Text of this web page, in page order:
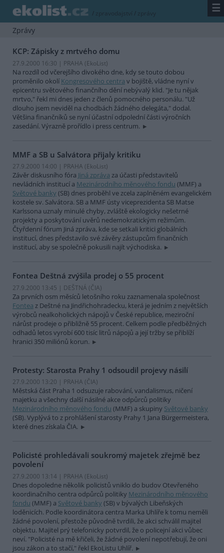
/ zpravodajství / zprávy ☰
Zprávy
KCP: Zápisky z mrtvého domu
27.9.2000 16:30 | PRAHA (EkoList)
Na rozdíl od včerejšího divokého dne, kdy se touto dobou
proměnilo okolí Kongresového centra v bojiště, vládne nyní v
epicentru světového finančního dění nebývalý klid. "Je tu nějak
mrtvo," řekl mi dnes jeden z členů pomocného personálu. "Už
dlouho jsem neviděl na chodbách žádného delegáta," dodal.
Většina finančníků se nyní účastní odpolední části výročních
zasedání. Výrazně prořídlo i press centrum.
MMF a SB u Salvátora přijaly kritiku
27.9.2000 14:00 | PRAHA (EkoList)
Závěr diskusního fóra Jiná zpráva za účasti představitelů
nevládních institucí a Mezinárodního měnového fondu (MMF) a
Světové banky (SB) dnes proběhl ve zcela zaplněném evangelickém
kostele sv. Salvátora. SB a MMF ústy viceprezidenta SB Matse
Karlssona uznaly minulé chyby, zvláště ekologicky nešetrné
projekty a poskytování uvěrů nedemokratickým režimům.
Čtyřdenní fórum Jiná zpráva, kde se setkali kritici globálních
institucí, dnes představilo své závěry zástupcům finančních
institucí, aby se společně pokusili najít východiska.
Fontea Deštná zvýšila prodej o 55 procent
27.9.2000 13:45 | DEŠTNÁ (ČIA)
Za prvních osm měsíců letošního roku zaznamenala společnost
Fontea z Deštné na Jindřichohradecku, která je jedním z největších
výrobců nealkoholických nápojů v České republice, meziroční
nárůst prodeje o přibližně 55 procent. Celkem podle předběžných
odhadů letos vyrobí 600 tisíc litrů nápojů a její tržby se přiblíží
hranici 350 miliónů korun.
Protesty: Starosta Prahy 1 odsoudil projevy násilí
27.9.2000 13:20 | PRAHA (ČIA)
Městská část Praha 1 odsuzuje rabování, vandalismus, ničení
majetku a všechny další násilné akce odpůrců politiky
Mezinárodního měnového fondu (MMF) a skupiny Světové banky
(SB). Vyplývá to z prohlášení starosty Prahy 1 Jana Bürgermeistera,
které dnes získala ČIA.
Policisté prohledávali soukromý majetek zřejmě bez
povolení
27.9.2000 13:14 | PRAHA (EkoList)
Dnes dopoledne několik policistů vniklo do budov Otevřeného
koordinačního centra odpůrců politiky Mezinárodního měnového
fondu (MMF) a Světové banky (SB) v bývalých Libeňských
loděnicích. Podle koordinátora centra Marka Uhlíře k tomu neměli
žádné povolení, přestože původně tvrdili, že akci schválil majitel
objektu. Majitel prý telefonicky potvrdil, že o policejní akci vůbec
neví. "Policisté na mě křičeli, že žádné povolení nepotřebují, že oni
jsou zákon a to stačí," řekl EkoListu Uhlíř.